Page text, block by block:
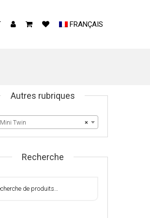
FRANÇAIS
Autres rubriques
×
Twin
Recherche